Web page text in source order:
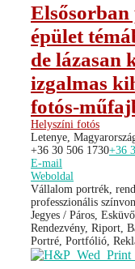
Elsősorban
épület
de lázasan
izgalmas
fotós-
Helyszíni fotós
Letenye,
+36 30 506 1730+36
E-mail
Weboldal
Vállalom portrék,
professzionális
Jegyes / Páros,
Rendezvény, Riport,
Portré, Portfólió,